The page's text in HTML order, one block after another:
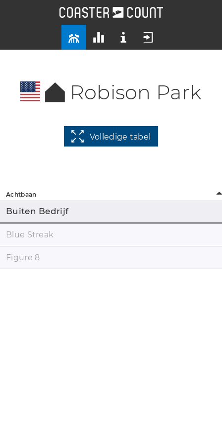
Robison Park
Volledige tabel
Achtbaan
Buiten Bedrijf
Blue Streak
Figure 8